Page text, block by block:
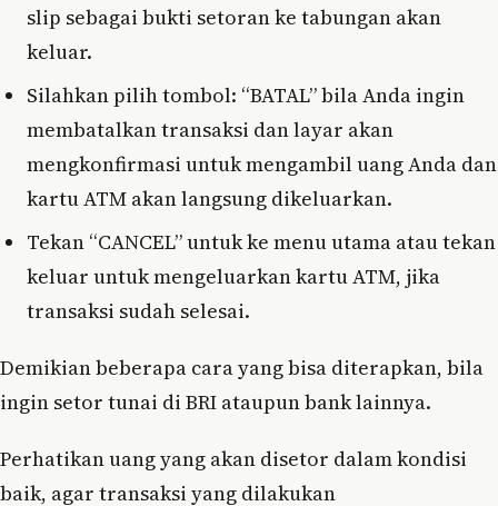
slip sebagai bukti setoran ke tabungan akan
keluar.
Silahkan pilih tombol: “BATAL” bila Anda ingin
membatalkan transaksi dan layar akan
mengkonfirmasi untuk mengambil uang Anda dan
kartu ATM akan langsung dikeluarkan.
Tekan “CANCEL” untuk ke menu utama atau tekan
keluar untuk mengeluarkan kartu ATM, jika
transaksi sudah selesai.
Demikian beberapa cara yang bisa diterapkan, bila
ingin setor tunai di BRI ataupun bank lainnya.
Perhatikan uang yang akan disetor dalam kondisi
baik, agar transaksi yang dilakukan